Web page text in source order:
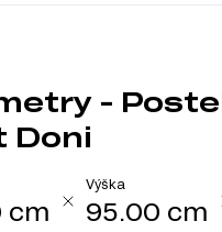
-
Doni
cm
Výška
95.00 cm